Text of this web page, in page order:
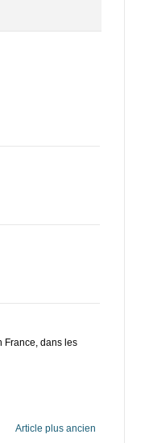
France, dans les
Article plus ancien